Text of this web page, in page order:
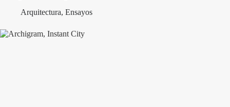
Arquitectura, Ensayos